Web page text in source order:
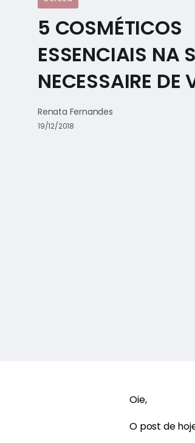
5 COSMÉTICOS
ESSENCIAIS NA
NECESSAIRE DE
Renata Fernandes
19/12/2018
Oie,
O post de